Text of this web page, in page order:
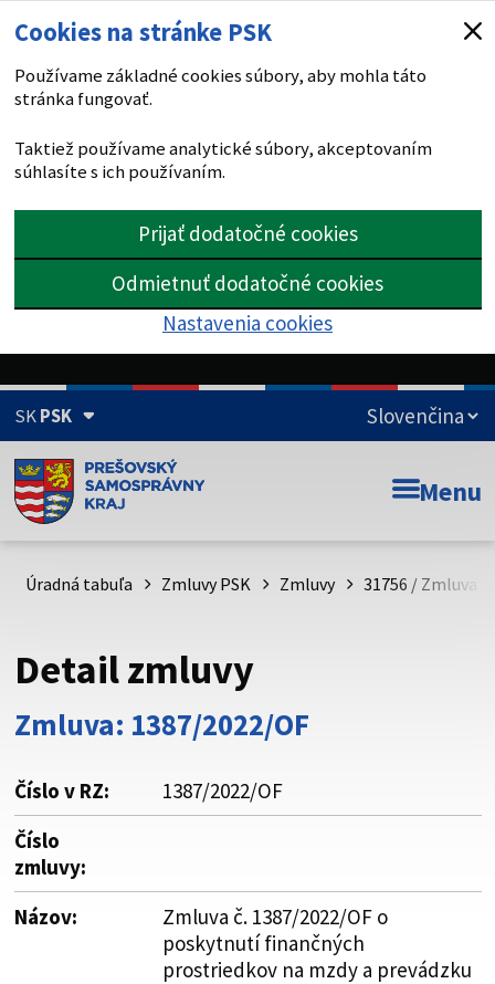
Cookies na stránke PSK
Používame základné cookies súbory, aby mohla táto
stránka fungovať.
Taktiež používame analytické súbory, akceptovaním
súhlasíte s ich používaním.
Prijať dodatočné cookies
Odmietnuť dodatočné cookies
Nastavenia cookies
SKPSK
Doména psk.sk je oficiálna
Toto je oficiálna webová stránka Prešovského
psk.sk.
Buďte pozorní a vždy sa uistite, že zdieľate informácie iba
cez zabezpečenú webovú stránku. Zabezpečená stránka
vždy začína https:// pred názvom domény webového sídla.
Menu
Úradná tabuľa Zmluvy PSK Zmluvy 31756 / Zmluva
Detail zmluvy
Zmluva: 1387/2022/OF
Číslo v RZ:
1387/2022/OF
Číslo
zmluvy:
Názov:
Zmluva č. 1387/2022/OF o
poskytnutí finančných
prostriedkov na mzdy a prevádzku